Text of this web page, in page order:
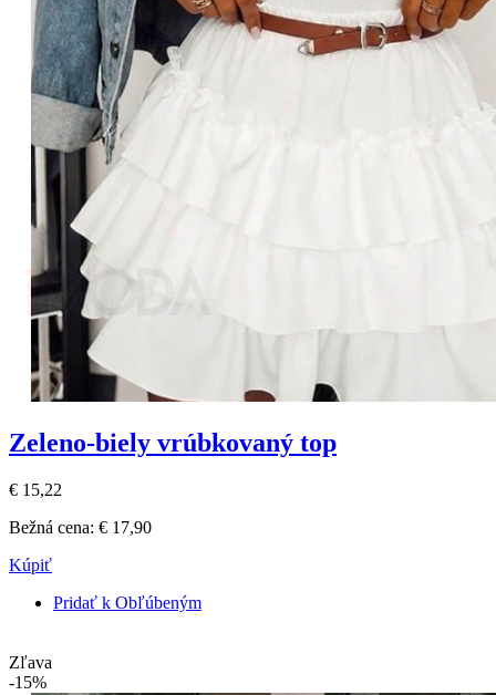
Zeleno-biely vrúbkovaný top
€ 15,22
Bežná cena: € 17,90
Kúpiť
Pridať k Obľúbeným
Zľava
-15%